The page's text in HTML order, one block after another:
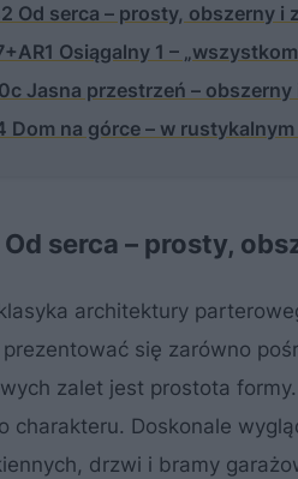
Od serca – prosty, obszerny i
Osiągalny 1 –
Jasna przestrzeń –
Dom na górce – w
serca – prosty,
architektury
się zarówno
zalet jest prostota
charakteru. Doskonale
drzwi i bramy